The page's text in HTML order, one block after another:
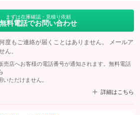
まずは在庫確認・見積り依頼
無料電話でお問い合わせ
度もご連絡が届くことはありません。 メールア
ん。
店へお客様の電話番号が通知されます。無料電話
ただけません。
詳細はこちら